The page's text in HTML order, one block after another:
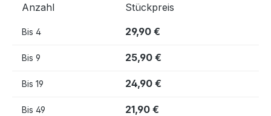
Anzahl Stückpreis
Bis 4 29,90 €
Bis 9 25,90 €
Bis 19 24,90 €
Bis 49 21,90 €